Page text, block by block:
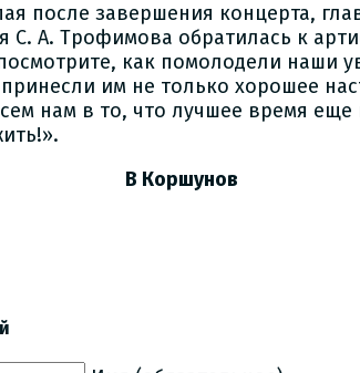
после завершения концерта,
С. А. Трофимова обратилась к
как помолодели наши
им не только хорошее
нам в то, что лучшее время